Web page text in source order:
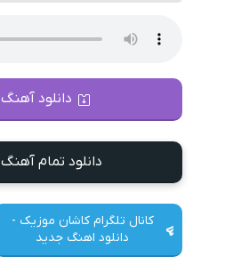
دانلود آهنگ
دانلود تمام
کانال تلگرام کاشان موزیک -
دانلود اهنگ جدید